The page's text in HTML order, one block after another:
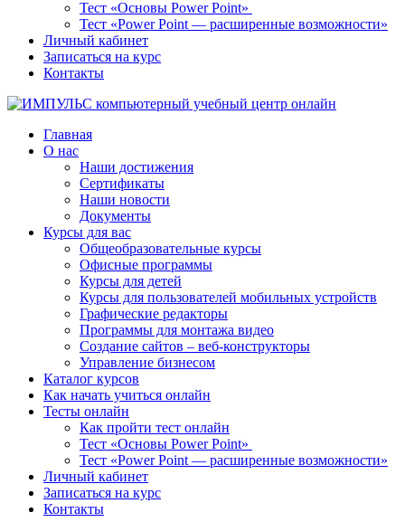
Тест «Основы Power Point»
Тест «Power Point — расширенные возможности»
Личный кабинет
Записаться на курс
Контакты
Главная
О нас
Наши достижения
Сертификаты
Наши новости
Документы
Курсы для вас
Общеобразовательные курсы
Офисные программы
Курсы для детей
Курсы для пользователей мобильных устройств
Графические редакторы
Программы для монтажа видео
Создание сайтов – веб-конструкторы
Управление бизнесом
Каталог курсов
Как начать учиться онлайн
Тесты онлайн
Как пройти тест онлайн
Тест «Основы Power Point»
Тест «Power Point — расширенные возможности»
Личный кабинет
Записаться на курс
Контакты